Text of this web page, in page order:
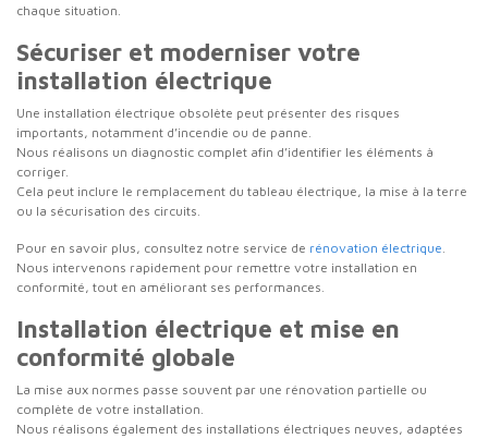
chaque situation.
Sécuriser et moderniser votre
installation électrique
Une installation électrique obsolète peut présenter des risques
importants, notamment d’incendie ou de panne.
Nous réalisons un diagnostic complet afin d’identifier les éléments à
corriger.
Cela peut inclure le remplacement du tableau électrique, la mise à la terre
ou la sécurisation des circuits.
Pour en savoir plus, consultez notre service de rénovation électrique.
Nous intervenons rapidement pour remettre votre installation en
conformité, tout en améliorant ses performances.
Installation électrique et mise en
conformité globale
La mise aux normes passe souvent par une rénovation partielle ou
complète de votre installation.
Nous réalisons également des installations électriques neuves, adaptées